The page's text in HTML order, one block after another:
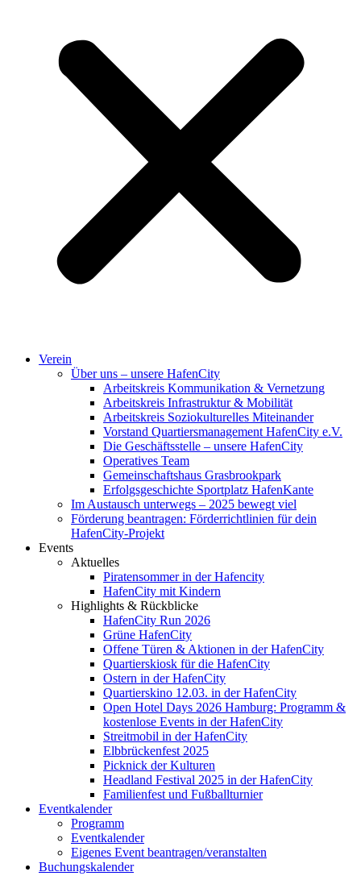
Verein
Über uns – unsere HafenCity
Arbeitskreis Kommunikation & Vernetzung
Arbeitskreis Infrastruktur & Mobilität
Arbeitskreis Soziokulturelles Miteinander
Vorstand Quartiersmanagement HafenCity e.V.
Die Geschäftsstelle – unsere HafenCity
Operatives Team
Gemeinschaftshaus Grasbrookpark
Erfolgsgeschichte Sportplatz HafenKante
Im Austausch unterwegs – 2025 bewegt viel
Förderung beantragen: Förderrichtlinien für dein
HafenCity-Projekt
Events
Aktuelles
Piratensommer in der Hafencity
HafenCity mit Kindern
Highlights & Rückblicke
HafenCity Run 2026
Grüne HafenCity
Offene Türen & Aktionen in der HafenCity
Quartierskiosk für die HafenCity
Ostern in der HafenCity
Quartierskino 12.03. in der HafenCity
Open Hotel Days 2026 Hamburg: Programm &
kostenlose Events in der HafenCity
Streitmobil in der HafenCity
Elbbrückenfest 2025
Picknick der Kulturen
Headland Festival 2025 in der HafenCity
Familienfest und Fußballturnier
Eventkalender
Programm
Eventkalender
Eigenes Event beantragen/veranstalten
Buchungskalender